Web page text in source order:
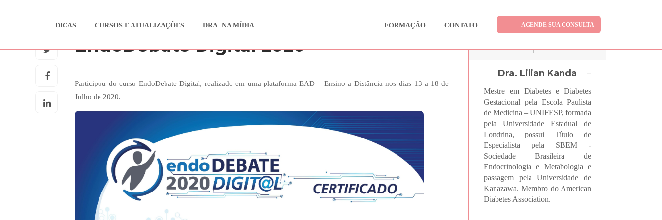
DICAS CURSOS E ATUALIZAÇÕES DRA. NA MÍDIA FORMAÇÃO CONTATO AGENDE SUA CONSULTA
CURSOS E ATUALIZAÇÕES
EndoDebate Digital 2020
Participou do curso EndoDebate Digital, realizado em uma plataforma EAD – Ensino a Distância nos dias 13 a 18 de
Julho de 2020.
Dra. Lilian Kanda
Mestre em Diabetes e Diabetes
Gestacional pela Escola Paulista
de Medicina – UNIFESP, formada
pela Universidade Estadual de
Londrina, possui Título de
Especialista pela SBEM -
Sociedade Brasileira de
Endocrinologia e Metabologia e
passagem pela Universidade de
Kanazawa. Membro do American
Diabetes Association.